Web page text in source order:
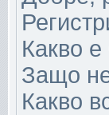
Какво
Защо
Какво